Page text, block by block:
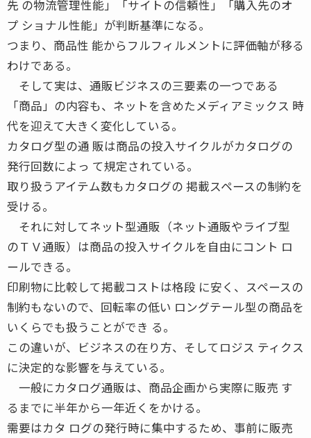
先 の物流管理性能」「サイトの信頼性」「購入先のオ
プ ショナル性能」が判断基準になる。
つまり、商品性 能からフルフィルメントに評価軸が移る
わけである。
そして実は、通販ビジネスの三要素の一つである
「商品」の内容も、ネットを含めたメディアミックス 時
代を迎えて大きく変化している。
カタログ型の通 販は商品の投入サイクルがカタログの
発行回数によっ て規定されている。
取り扱うアイテム数もカタログの 掲載スペースの制約を
受ける。
それに対してネット型通販（ネット通販やライブ型
のＴＶ通販）は商品の投入サイクルを自由にコント ロ
ールできる。
印刷物に比較して掲載コストは格段 に安く、スペースの
制約もないので、回転率の低い ロングテール型の商品を
いくらでも扱うことができ る。
この違いが、ビジネスの在り方、そしてロジス ティクス
に決定的な影響を与えている。
一般にカタログ通販は、商品企画から実際に販売 す
るまでに半年から一年近くをかける。
需要はカタ ログの発行時に集中するため、事前に販売